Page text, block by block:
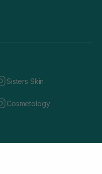
Sisters Skin
Cosmetology